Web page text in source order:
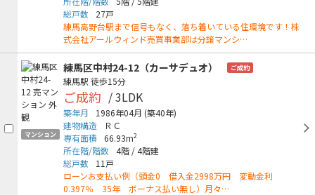
総戸数
27戸
練馬高野台駅まで信号もなく、落ち着いている住環境です！株
式会社アールウィンド売買事業部は分譲マンシ…
マンション
練馬区中村24-12（カーサデュオ） ご成約
練馬駅 徒歩15分
ご成約 / 3LDK
築年月 1986年04月 (築40年)
建物構造
ＲＣ
専有面積
66.93m2
所在階/階数 4階 /4階建
総戸数
11戸
ローンお支払い例（頭金0 借入金2998万円 変動金利
0.397％ 35年 ボーナス払い無し）月々…